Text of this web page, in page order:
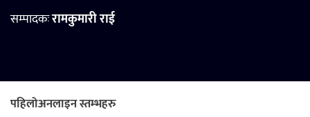
सम्पादकःरामकुमारी राई
पहिलोअनलाइन स्तम्भहरु